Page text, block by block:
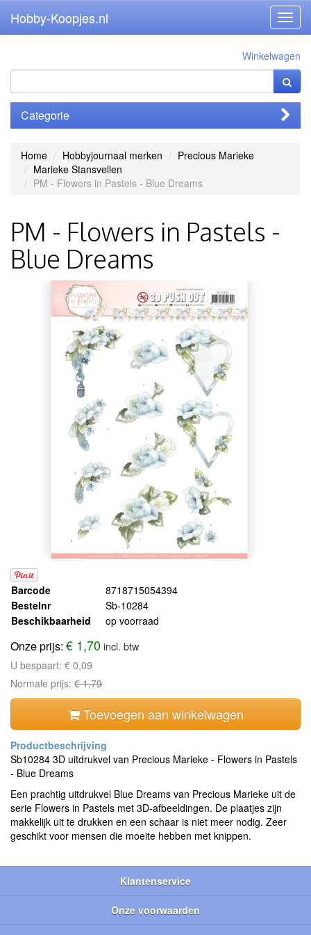
Hobby-Koopjes.nl
Winkelwagen
Categorie
Home Hobbyjournaal merken
Precious Marieke
Marieke Stansvellen
PM - Flowers in Pastels - Blue Dreams
PM - Flowers in Pastels -
Blue Dreams
Barcode
8718715054394
Bestelnr
Sb-10284
Beschikbaarheid
op voorraad
Onze prijs: € 1,70incl. btw
U bespaart: € 0,09
Normale prijs: € 1,79
Toevoegen aan winkelwagen
Sb10284 3D uitdrukvel van Precious Marieke - Flowers in Pastels
- Blue Dreams
Een prachtig uitdrukvel Blue Dreams van Precious Marieke uit de
serie Flowers in Pastels met 3D-afbeeldingen. De plaatjes zijn
makkelijk uit te drukken en een schaar is niet meer nodig. Zeer
geschikt voor mensen die moeite hebben met knippen.
Klantenservice
Onze voorwaarden